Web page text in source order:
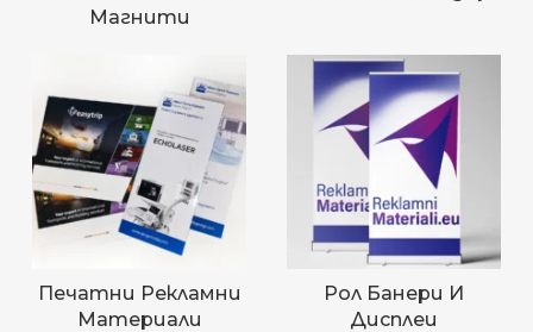
Магнити
Печатни Рекламни
Материали
Рол Банери И
Дисплеи